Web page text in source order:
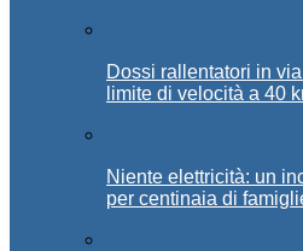
Dossi rallentatori in
limite di velocità a 40
Niente elettricità: un
per centinaia di